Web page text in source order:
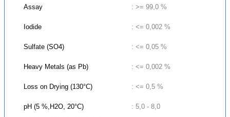
Assay : >= 99,0 %
Iodide : <= 0,002 %
Sulfate (SO4) : <= 0,05 %
Heavy Metals (as Pb) : <= 0,002 %
Loss on Drying (130°C) : <= 0,5 %
pH (5 %,H2O, 20°C) : 5,0 - 8,0